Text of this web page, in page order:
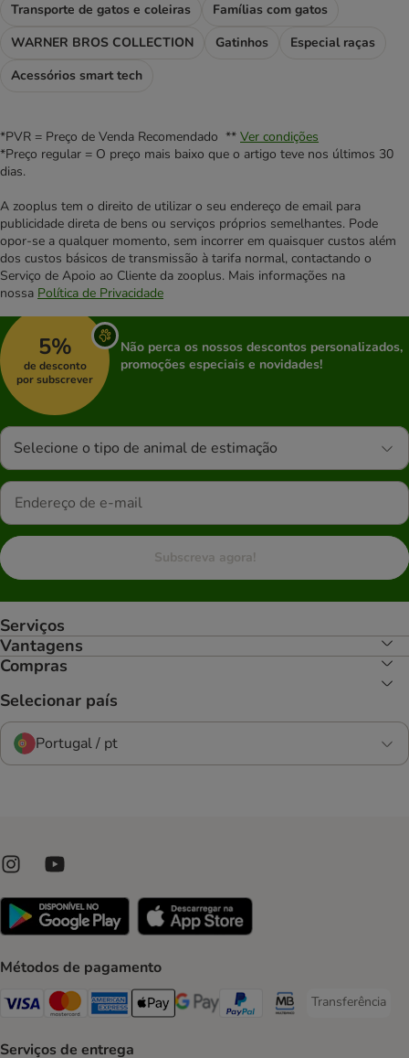
Transporte de gatos e coleiras
Famílias com gatos
WARNER BROS COLLECTION
Gatinhos
Especial raças
Acessórios smart tech
*PVR = Preço de Venda Recomendado ** Ver condições
*Preço regular = O preço mais baixo que o artigo teve nos últimos 30
dias.
A zooplus tem o direito de utilizar o seu endereço de email para
publicidade direta de bens ou serviços próprios semelhantes. Pode
opor-se a qualquer momento, sem incorrer em quaisquer custos além
dos custos básicos de transmissão à tarifa normal, contactando o
Serviço de Apoio ao Cliente da zooplus. Mais informações na
nossa Política de Privacidade
5%
de desconto
por subscrever
Não perca os nossos descontos personalizados,
promoções especiais e novidades!
Selecione o tipo de animal de estimação
Subscreva agora!
Serviços
Vantagens
Compras
Selecionar país
Portugal / pt
Métodos de pagamento
Visa Payment Method
Mastercard Payment Method
American Express Payment Method
Apple Pay Payment Method
Google Pay Payment Method
PayPal Payment Method
Multibanco Payment
Transferência
Transferência
Serviços de entrega